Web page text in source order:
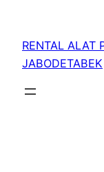
RENTAL ALAT
JABODETABEK